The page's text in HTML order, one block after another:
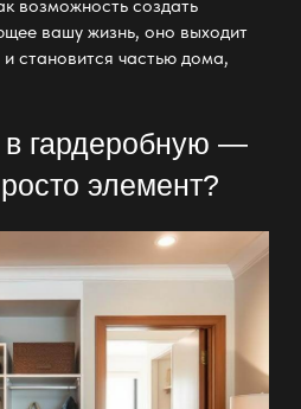
возможность создать
вашу жизнь, оно выходит
становится частью дома,
гардеробную —
элемент?